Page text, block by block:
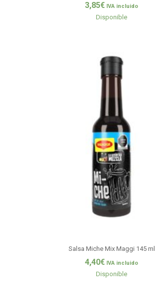
3,85€ IVA incluido
Disponible
Salsa Miche Mix Maggi 145 ml
4,40€ IVA incluido
Disponible